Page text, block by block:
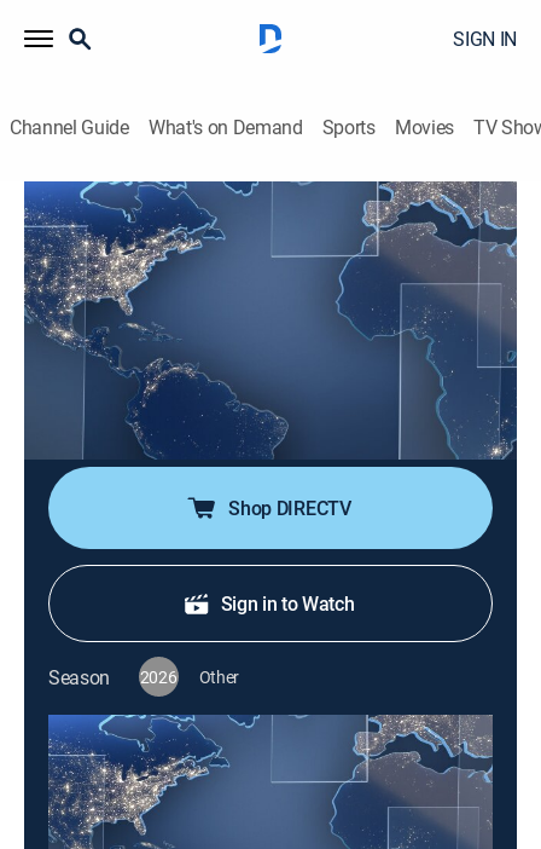
SIGN IN
Channel Guide What's on Demand Sports Movies TV
Noticias Telemundo en la noche
S2026 E129 | Noticias Telemundo en la
noche
News, Public affairs
Noticias Telemundo en la noche presenta las últimas
noticias de Estados Unidos y el mundo. Arantxa
Loizaga trae la información más relevante de todo lo
que necesita saber al final del día.
Shop DIRECTV
Sign in to Watch
Season 2026 Other